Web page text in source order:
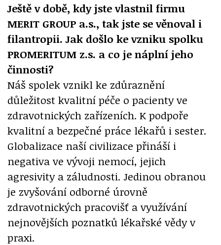
Ještě v době, kdy jste vlastnil firmu
MERIT GROUP a.s., tak jste se věnoval i
filantropii. Jak došlo ke vzniku spolku
PROMERITUM z.s. a co je náplní jeho
činnosti?
Náš spolek vznikl ke zdůraznění
důležitost kvalitní péče o pacienty ve
zdravotnických zařízeních. K podpoře
kvalitní a bezpečné práce lékařů i sester.
Globalizace naší civilizace přináší i
negativa ve vývoji nemocí, jejich
agresivity a záludnosti. Jedinou obranou
je zvyšování odborné úrovně
zdravotnických pracovišť a využívání
nejnovějších poznatků lékařské vědy v
praxi.